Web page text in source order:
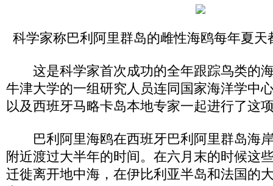
科学家称巴利阿里群岛的雌性海鸥每年夏天
这是科学家首次成功的全年跟踪鸟类的
牛津大学的一组研究人员连同国家海洋学中
以及西班牙马略卡岛本地专家一起进行了这
巴利阿里海鸥在西班牙巴利阿里群岛海
附近渡过大半年的时间。在六月末的时候这
迁徙离开地中海，在伊比利亚半岛和法国的